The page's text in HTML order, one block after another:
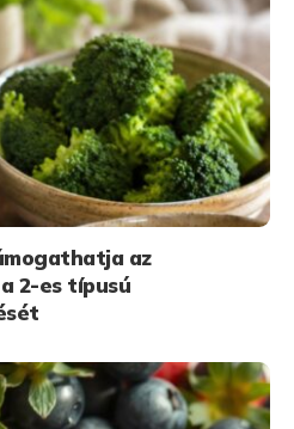
az
2-es típusú